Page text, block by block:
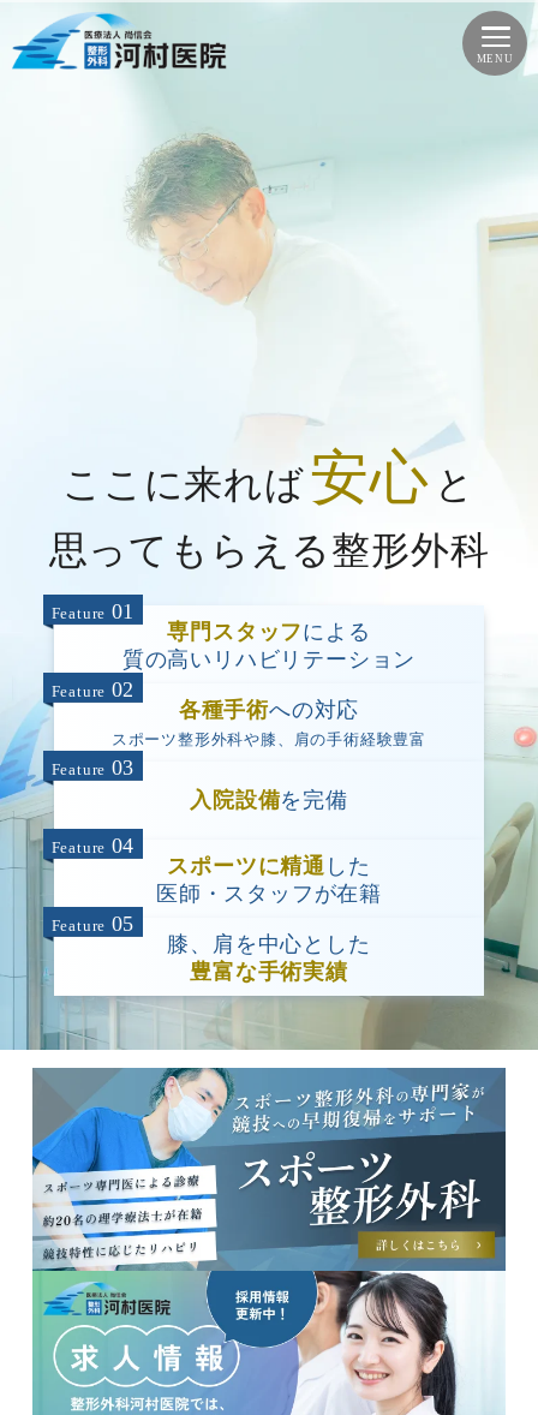
ここに来れば安心 と
思ってもらえる整形外科
Feature 01
専門スタッフによる
質の高いリハビリテーション
Feature 02
各種手術への対応
スポーツ整形外科や膝、肩の手術経験豊富
Feature 03
入院設備を完備
Feature 04
スポーツに精通 した
医師・スタッフが在籍
Feature 05
膝、肩を中心とした
豊富な手術実績